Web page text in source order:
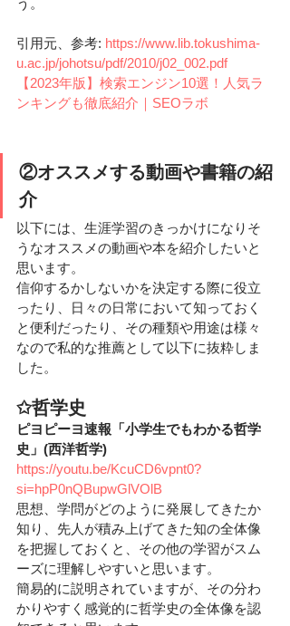
う。
引用元、参考: https://www.lib.tokushima-
u.ac.jp/johotsu/pdf/2010/j02_002.pdf
【2023年版】検索エンジン10選！人気ラ
ンキングも徹底紹介｜SEOラボ
②オススメする動画や書籍の紹
介
以下には、生涯学習のきっかけになりそ
うなオススメの動画や本を紹介したいと
思います。
信仰するかしないかを決定する際に役立
ったり、日々の日常において知っておく
と便利だったり、その種類や用途は様々
なので私的な推薦として以下に抜粋しま
した。
✩哲学史
ピヨピーヨ速報「小学生でもわかる哲学
史」(西洋哲学)
https://youtu.be/KcuCD6vpnt0?
si=hpP0nQBupwGlVOlB
思想、学問がどのように発展してきたか
知り、先人が積み上げてきた知の全体像
を把握しておくと、その他の学習がスム
ーズに理解しやすいと思います。
簡易的に説明されていますが、その分わ
かりやすく感覚的に哲学史の全体像を認